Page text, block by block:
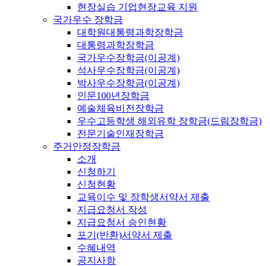
현장실습 기업현장교육 지원
국가우수 장학금
대학원대통령과학장학금
대통령과학장학금
국가우수장학금(이공계)
석사우수장학금(이공계)
박사우수장학금(이공계)
인문100년장학금
예술체육비전장학금
우수고등학생 해외유학 장학금(드림장학금)
전문기술인재장학금
주거안정장학금
소개
신청하기
신청현황
교육이수 및 장학생서약서 제출
지급요청서 작성
지급요청서 승인현황
포기(반환)서약서 제출
수혜내역
공지사항